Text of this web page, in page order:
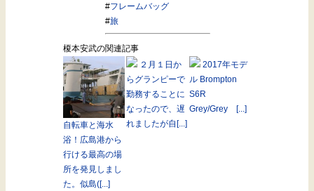
#フレームバッグ
#旅
榎本安武の関連記事
自転車と海水
浴！広島港から
行ける最高の場
所を発見しまし
た。似島([...]
２月１日か
らグランピーで
勤務することに
なったので、遅
れましたが自[...]
2017年モデ
ル Brompton
S6R
Grey/Grey [...]